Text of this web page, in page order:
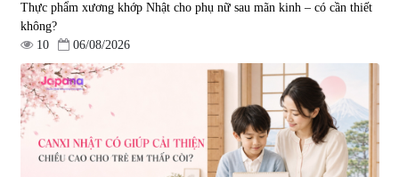
Viên uống hỗ trợ tăng cường
sinh lý nam Fujina Monster Shot
150 viên
880.000 đ
Viên uống chống lão hóa, tăng
sức khỏe Yangmiwa NMN 60
viên
|42.588
5.500.000 đ
Thực phẩm xương khớp Nhật cho phụ nữ sau mãn kinh – có cần thiết
không?
10
06/08/2026